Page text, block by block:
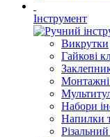
Інструмент
Викрутки
Гайкові
Монтажні
Набори
Напилки